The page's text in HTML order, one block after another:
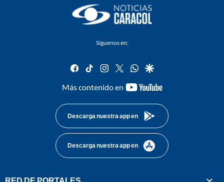
Síguenos en:
facebook
tiktok instagram
twitterwhatsapp
google
Más contenido en
youtube-
Descarga nuestra app en
Descarga nuestra app en
RED DE PORTALES